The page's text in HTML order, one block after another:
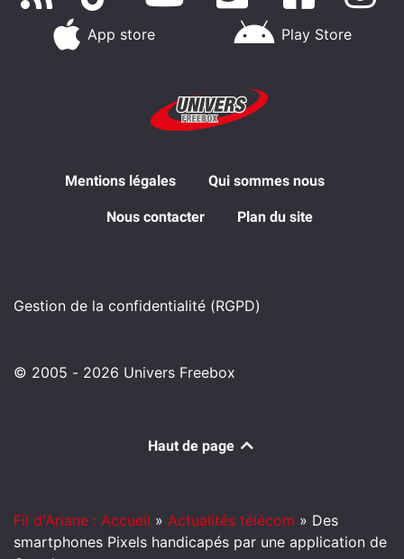
App store Play Store
Mentions légales Qui sommes nous
Nous contacter Plan du site
Gestion de la confidentialité (RGPD)
© 2005 - 2026 Univers Freebox
Haut de page
Fil d'Ariane : Accueil » Actualités télécom » Des
smartphones Pixels handicapés par une application de